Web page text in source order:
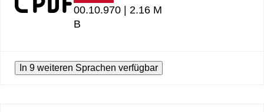
00.10.970 | 2.16 M
B
In 9 weiteren Sprachen verfügbar